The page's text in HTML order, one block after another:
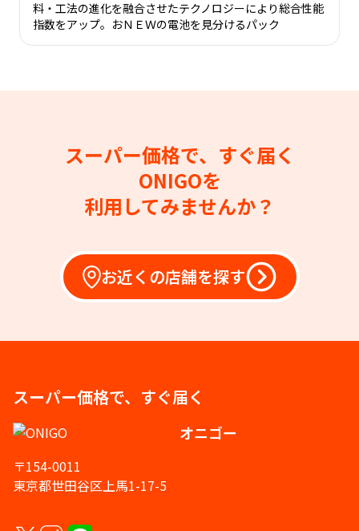
料・工法の進化を融合させたテクノロジーにより総合性能
指数をアップ。おＮＥＷの電池を見分けるパック
スーパー価格で、すぐ届く
ONIGOを
利用してみませんか？
お近くの店舗を探す
スーパー価格で、すぐ届く
オニゴー
〒154-0011
東京都世田谷区上馬1-17-5